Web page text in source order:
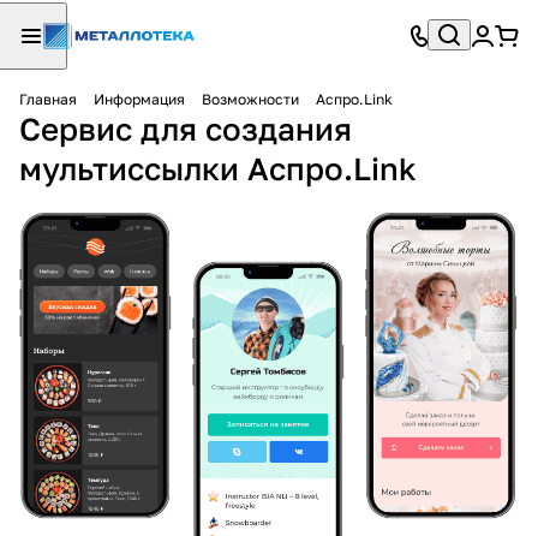
Главная Информация Возможности Аспро.Link
Сервис для создания
мультиссылки Аспро.Link